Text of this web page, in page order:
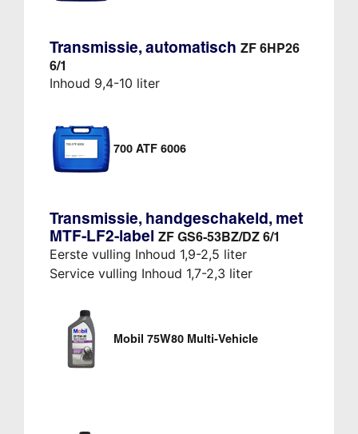
Transmissie, automatisch ZF 6HP26
6/1
Inhoud 9,4-10 liter
700 ATF 6006
Transmissie, handgeschakeld, met
MTF-LF2-label ZF GS6-53BZ/DZ 6/1
Eerste vulling Inhoud 1,9-2,5 liter
Service vulling Inhoud 1,7-2,3 liter
Mobil 75W80 Multi-Vehicle